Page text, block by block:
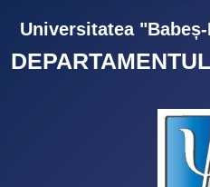
Universitatea